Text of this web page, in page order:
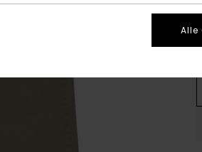
Alle